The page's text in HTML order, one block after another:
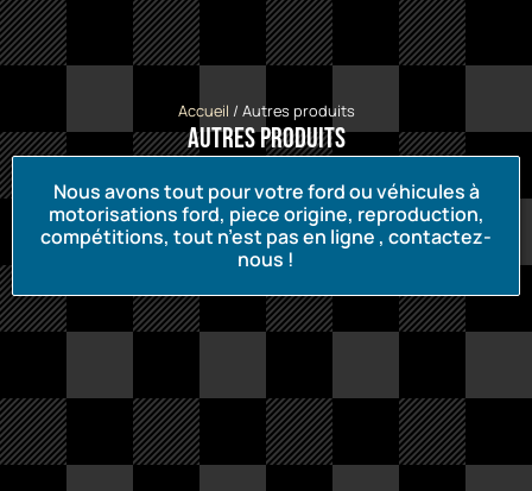
Accueil / Autres produits
Autres produits
Nous avons tout pour votre ford ou véhicules à
motorisations ford, piece origine, reproduction,
compétitions, tout n’est pas en ligne , contactez-
nous !